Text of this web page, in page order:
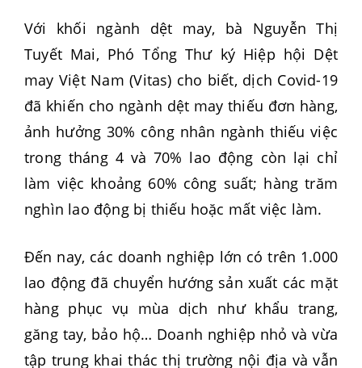
Với khối ngành dệt may, bà Nguyễn Thị
Tuyết Mai, Phó Tổng Thư ký Hiệp hội Dệt
may Việt Nam (Vitas) cho biết, dịch Covid-19
đã khiến cho ngành dệt may thiếu đơn hàng,
ảnh hưởng 30% công nhân ngành thiếu việc
trong tháng 4 và 70% lao động còn lại chỉ
làm việc khoảng 60% công suất; hàng trăm
nghìn lao động bị thiếu hoặc mất việc làm.
Đến nay, các doanh nghiệp lớn có trên 1.000
lao động đã chuyển hướng sản xuất các mặt
hàng phục vụ mùa dịch như khẩu trang,
găng tay, bảo hộ… Doanh nghiệp nhỏ và vừa
tập trung khai thác thị trường nội địa và vẫn